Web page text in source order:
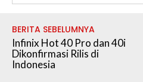
BERITA SEBELUMNYA
Infinix Hot 40 Pro dan 40i
Dikonfirmasi Rilis di
Indonesia